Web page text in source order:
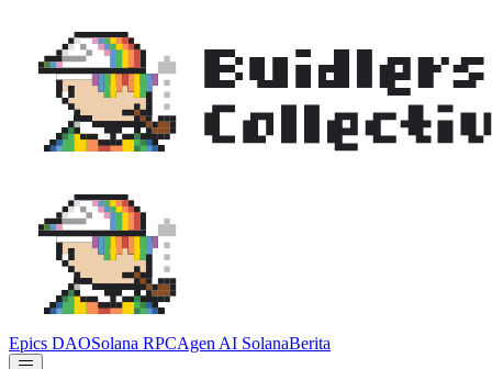
Epics DAOSolana RPCAgen AI SolanaBerita